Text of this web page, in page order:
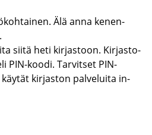
Älä anna ke­nen­
siitä heti kir­jas­toon. Kir­jas­to­
PIN-​koodi. Tar­vit­set PIN-​
käy­tät kir­jas­ton pal­ve­lui­ta in­